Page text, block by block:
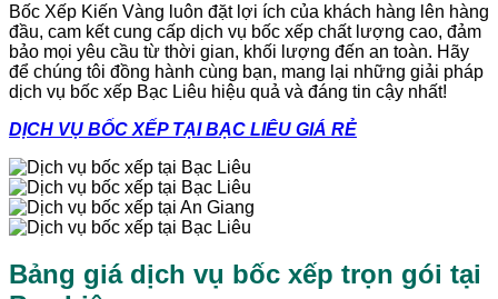
Bốc Xếp Kiến Vàng luôn đặt lợi ích của khách hàng lên hàng
đầu, cam kết cung cấp dịch vụ bốc xếp chất lượng cao, đảm
bảo mọi yêu cầu từ thời gian, khối lượng đến an toàn. Hãy
để chúng tôi đồng hành cùng bạn, mang lại những giải pháp
dịch vụ bốc xếp Bạc Liêu hiệu quả và đáng tin cậy nhất!
DỊCH VỤ BỐC XẾP TẠI BẠC LIÊU GIÁ RẺ
Bảng giá dịch vụ bốc xếp trọn gói tại